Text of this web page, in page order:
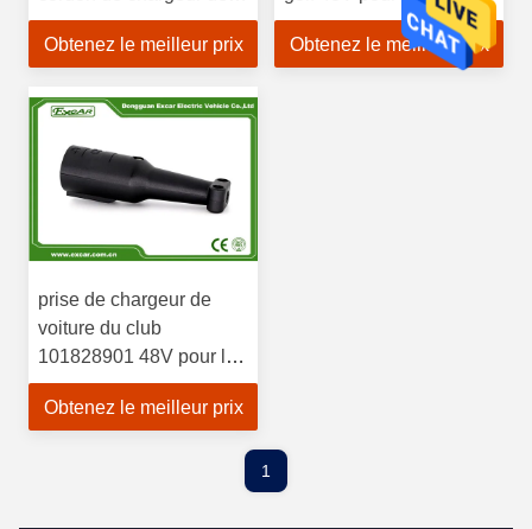
chariot de golf 48V pour
le précédent 101828901
Obtenez le meilleur prix
précédent 101828901
de DS de voiture de club
Obtenez le meilleur prix
prise de chargeur de
voiture du club
101828901 48V pour les
chariots de golf
précédents de DS
Obtenez le meilleur prix
1